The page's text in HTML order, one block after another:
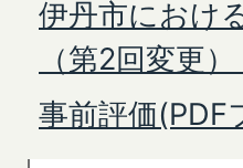
伊丹市におけ
（第2回変更
事前評価(PDF